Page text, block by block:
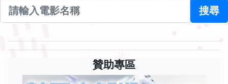
搜尋
贊助專區